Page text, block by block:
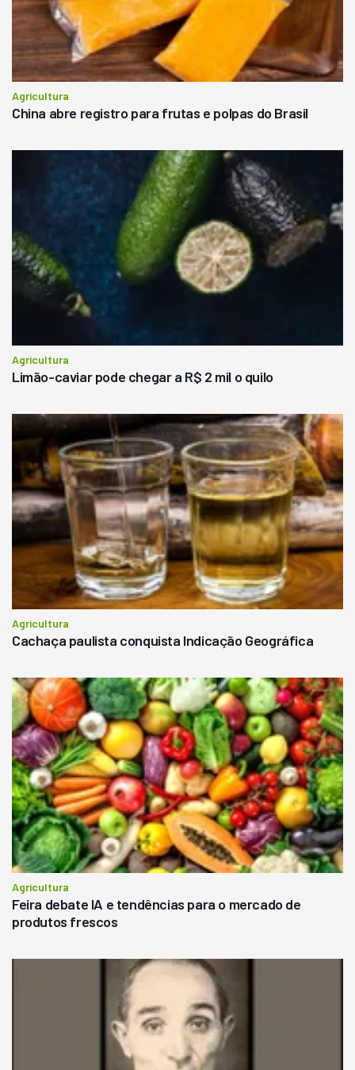
Agricultura
China abre registro para frutas e polpas do Brasil
Agricultura
Limão-caviar pode chegar a R$ 2 mil o quilo
Agricultura
Cachaça paulista conquista Indicação Geográfica
Agricultura
Feira debate IA e tendências para o mercado de
produtos frescos